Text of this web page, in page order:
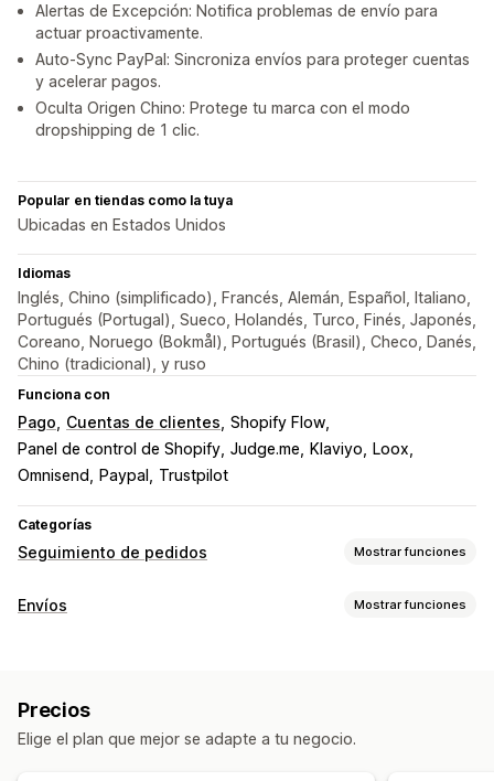
Alertas de Excepción: Notifica problemas de envío para
actuar proactivamente.
Auto-Sync PayPal: Sincroniza envíos para proteger cuentas
y acelerar pagos.
Oculta Origen Chino: Protege tu marca con el modo
dropshipping de 1 clic.
Popular en tiendas como la tuya
Ubicadas en Estados Unidos
Idiomas
Inglés, Chino (simplificado), Francés, Alemán, Español, Italiano,
Portugués (Portugal), Sueco, Holandés, Turco, Finés, Japonés,
Coreano, Noruego (Bokmål), Portugués (Brasil), Checo, Danés,
Chino (tradicional), y ruso
Funciona con
Pago Cuentas de clientes Shopify Flow
Panel de control de Shopify Judge.me Klaviyo
Loox
Omnisend
Paypal Trustpilot
Categorías
Seguimiento de pedidos Mostrar funciones
Seguimiento
Enlace de seguimiento personalizado
Fecha de entrega estimada Seguimiento general
Envíos Mostrar funciones
Sincronización de pedidos
Selección de empresa de transportes
Precios
Elige el plan que mejor se adapte a tu negocio.